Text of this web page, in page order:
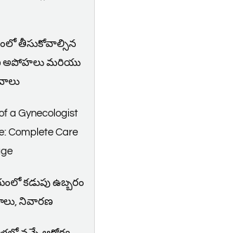
తీసుకోవాల్సిన
అపోహలు మరియు
a Gynecologist
Complete Care
కడుపు ఉబ్బరం
నివారణ